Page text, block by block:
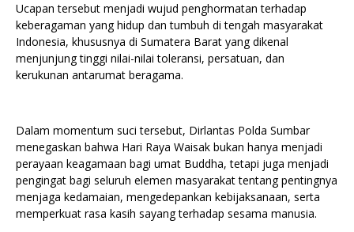
Ucapan tersebut menjadi wujud penghormatan terhadap
keberagaman yang hidup dan tumbuh di tengah masyarakat
Indonesia, khususnya di Sumatera Barat yang dikenal
menjunjung tinggi nilai-nilai toleransi, persatuan, dan
kerukunan antarumat beragama.
Dalam momentum suci tersebut, Dirlantas Polda Sumbar
menegaskan bahwa Hari Raya Waisak bukan hanya menjadi
perayaan keagamaan bagi umat Buddha, tetapi juga menjadi
pengingat bagi seluruh elemen masyarakat tentang pentingnya
menjaga kedamaian, mengedepankan kebijaksanaan, serta
memperkuat rasa kasih sayang terhadap sesama manusia.